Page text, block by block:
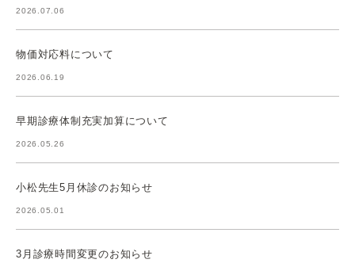
2026.07.06
物価対応料について
2026.06.19
早期診療体制充実加算について
2026.05.26
小松先生5月休診のお知らせ
2026.05.01
3月診療時間変更のお知らせ